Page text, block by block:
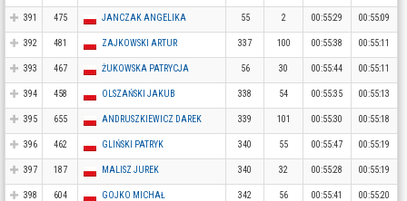
391 475 JANCZAK ANGELIKA 55 2 00:55:29 00:55:09
392 481 ZAJKOWSKI ARTUR 337 100 00:55:38 00:55:11
393 467 ŻUKOWSKA PATRYCJA 56 30 00:55:44 00:55:11
394 458 OLSZAŃSKI JAKUB 338 54 00:55:35 00:55:13
395 655 ANDRUSZKIEWICZ DAREK 339 101 00:55:30 00:55:18
396 462 GLIŃSKI PATRYK 340 55 00:55:47 00:55:19
397 187 MALISZ JUREK 340 32 00:55:28 00:55:19
398 604 GOJKO MICHAŁ 342 56 00:55:41 00:55:20